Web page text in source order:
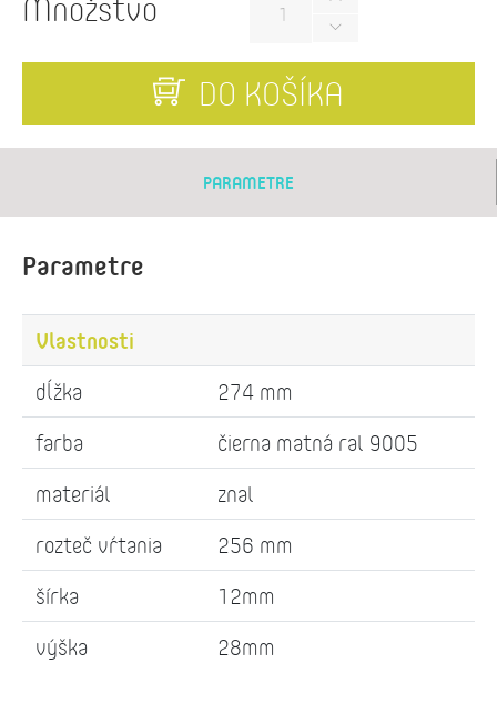
DO KOŠÍKA
PARAMETRE
Parametre
Vlastnosti
dĺžka
274 mm
farba
čierna matná ral 9005
materiál
znal
rozteč vŕtania
256 mm
šírka
12mm
výška
28mm